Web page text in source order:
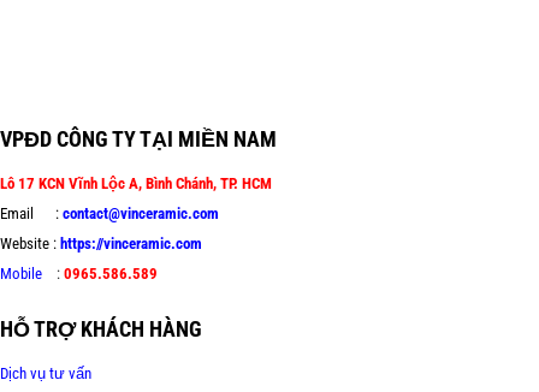
VPĐD CÔNG TY TẠI MIỀN NAM
Lô 17 KCN Vĩnh Lộc A, Bình Chánh, TP. HCM
Email : contact@vinceramic.com
Website : https://vinceramic.com
Mobile : 0965.586.589
HỖ TRỢ KHÁCH HÀNG
Dịch vụ tư vấn